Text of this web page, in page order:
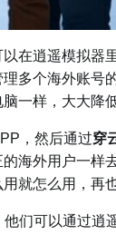
在逍遥模拟器
多个海外账号
一样，大大降
，然后通过穿
海外用户一样
就怎么用，再
们可以通过逍